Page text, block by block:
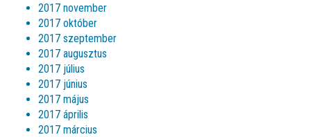
2017 november
2017 október
2017 szeptember
2017 augusztus
2017 július
2017 június
2017 május
2017 április
2017 március